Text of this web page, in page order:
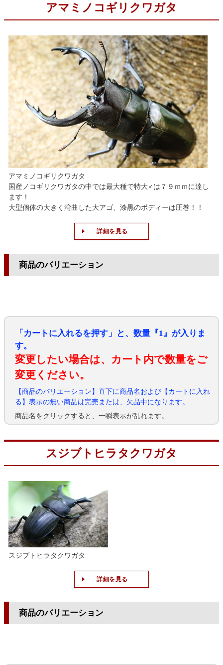
アマミノコギリクワガタ
アマミノコギリクワガタ
国産ノコギリクワガタの中では最大種で特大♂は７９ｍｍに達し
ます！
大型個体の大きく湾曲した大アゴ、漆黒のボディーは圧巻！！
詳細を見る
商品のバリエーション
「カートに入れるを押す」と、数量『1』が入りま
す。
変更したい場合は、カート内で数量をご
変更ください。
【商品のバリエーション】直下に商品名および【カートに入れ
る】表示の無い商品は完売または、欠品中になります。
商品名をクリックすると、一瞬表示が乱れます。
スジブトヒラタクワガタ
スジブトヒラタクワガタ
詳細を見る
商品のバリエーション